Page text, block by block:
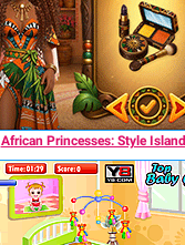
African Princesses: Style Island